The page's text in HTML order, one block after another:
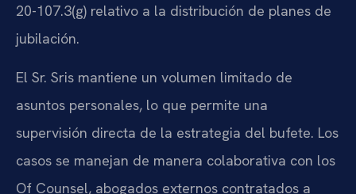
20-107.3(g) relativo a la distribución de planes de
jubilación.
El Sr. Sris mantiene un volumen limitado de
asuntos personales, lo que permite una
supervisión directa de la estrategia del bufete. Los
casos se manejan de manera colaborativa con los
Of Counsel, abogados externos contratados a